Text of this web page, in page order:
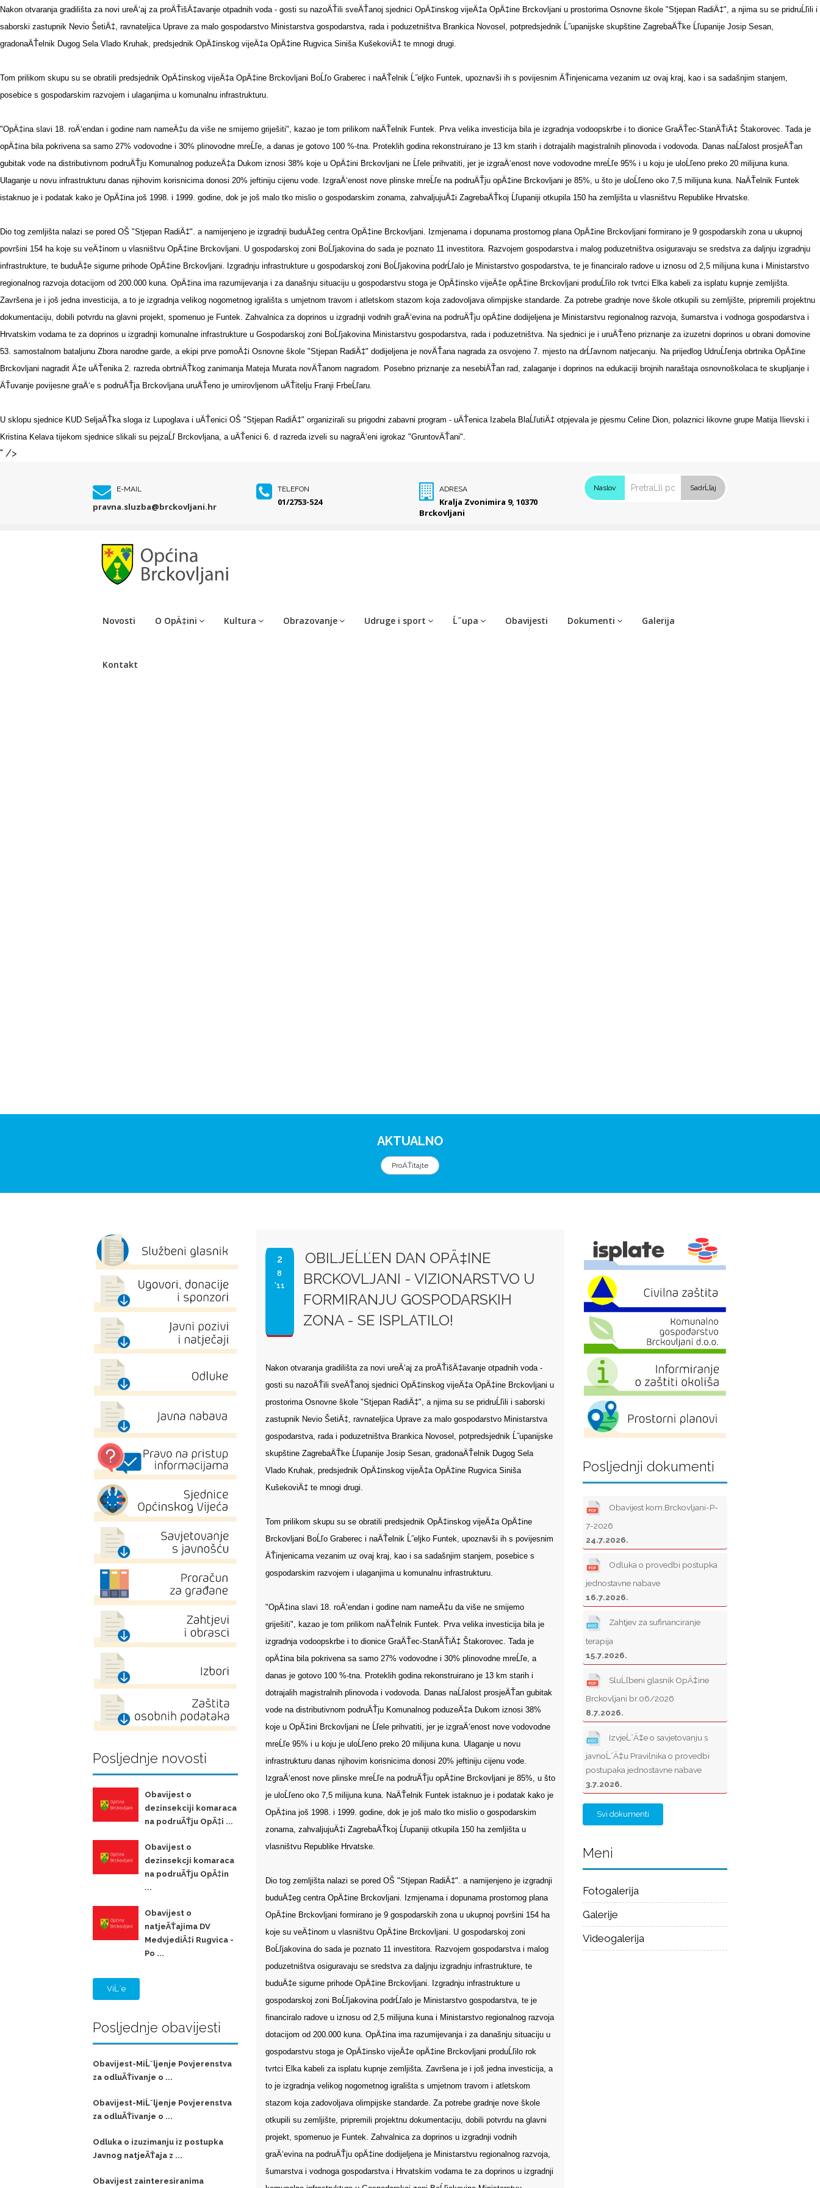
Nakon otvaranja gradilišta za novi ureÄ‘aj za proÄŤišÄ‡avanje otpadnih voda - gosti su nazoÄŤili sveÄŤanoj sjednici OpÄ‡inskog vijeÄ‡a OpÄ‡ine Brckovljani u prostorima Osnovne škole "Stjepan RadiÄ‡", a njima su se pridruĹľili i
saborski zastupnik Nevio ŠetiÄ‡, ravnateljica Uprave za malo gospodarstvo Ministarstva gospodarstva, rada i poduzetništva Brankica Novosel, potpredsjednik Ĺ˝upanijske skupštine ZagrebaÄŤke Ĺľupanije Josip Sesan,
gradonaÄŤelnik Dugog Sela Vlado Kruhak, predsjednik OpÄ‡inskog vijeÄ‡a OpÄ‡ine Rugvica Siniša KušekoviÄ‡ te mnogi drugi.
Tom prilikom skupu su se obratili predsjednik OpÄ‡inskog vijeÄ‡a OpÄ‡ine Brckovljani BoĹľo Graberec i naÄŤelnik Ĺ˝eljko Funtek, upoznavši ih s povijesnim ÄŤinjenicama vezanim uz ovaj kraj, kao i sa sadašnjim stanjem,
posebice s gospodarskim razvojem i ulaganjima u komunalnu infrastrukturu.
"OpÄ‡ina slavi 18. roÄ‘endan i godine nam nameÄ‡u da više ne smijemo griješiti", kazao je tom prilikom naÄŤelnik Funtek. Prva velika investicija bila je izgradnja vodoopskrbe i to dionice GraÄŤec-StanÄŤiÄ‡ Štakorovec. Tada je
opÄ‡ina bila pokrivena sa samo 27% vodovodne i 30% plinovodne mreĹľe, a danas je gotovo 100 %-tna. Proteklih godina rekonstruirano je 13 km starih i dotrajalih magistralnih plinovoda i vodovoda. Danas naĹľalost prosjeÄŤan
gubitak vode na distributivnom podruÄŤju Komunalnog poduzeÄ‡a Dukom iznosi 38% koje u OpÄ‡ini Brckovljani ne Ĺľele prihvatiti, jer je izgraÄ‘enost nove vodovodne mreĹľe 95% i u koju je uloĹľeno preko 20 milijuna kuna.
Ulaganje u novu infrastrukturu danas njihovim korisnicima donosi 20% jeftiniju cijenu vode. IzgraÄ‘enost nove plinske mreĹľe na podruÄŤju opÄ‡ine Brckovljani je 85%, u što je uloĹľeno oko 7,5 milijuna kuna. NaÄŤelnik Funtek
istaknuo je i podatak kako je OpÄ‡ina još 1998. i 1999. godine, dok je još malo tko mislio o gospodarskim zonama, zahvaljujuÄ‡i ZagrebaÄŤkoj Ĺľupaniji otkupila 150 ha zemljišta u vlasništvu Republike Hrvatske.
Dio tog zemljišta nalazi se pored OŠ "Stjepan RadiÄ‡". a namijenjeno je izgradnji buduÄ‡eg centra OpÄ‡ine Brckovljani. Izmjenama i dopunama prostornog plana OpÄ‡ine Brckovljani formirano je 9 gospodarskih zona u ukupnoj
površini 154 ha koje su veÄ‡inom u vlasništvu OpÄ‡ine Brckovljani. U gospodarskoj zoni BoĹľjakovina do sada je poznato 11 investitora. Razvojem gospodarstva i malog poduzetništva osiguravaju se sredstva za daljnju izgradnju
infrastrukture, te buduÄ‡e sigurne prihode OpÄ‡ine Brckovljani. Izgradnju infrastrukture u gospodarskoj zoni BoĹľjakovina podrĹľalo je Ministarstvo gospodarstva, te je financiralo radove u iznosu od 2,5 milijuna kuna i Ministarstvo
regionalnog razvoja dotacijom od 200.000 kuna. OpÄ‡ina ima razumijevanja i za današnju situaciju u gospodarstvu stoga je OpÄ‡insko vijeÄ‡e opÄ‡ine Brckovljani produĹľilo rok tvrtci Elka kabeli za isplatu kupnje zemljišta.
Završena je i još jedna investicija, a to je izgradnja velikog nogometnog igrališta s umjetnom travom i atletskom stazom koja zadovoljava olimpijske standarde. Za potrebe gradnje nove škole otkupili su zemljište, pripremili projektnu
dokumentaciju, dobili potvrdu na glavni projekt, spomenuo je Funtek. Zahvalnica za doprinos u izgradnji vodnih graÄ‘evina na podruÄŤju opÄ‡ine dodijeljena je Ministarstvu regionalnog razvoja, šumarstva i vodnoga gospodarstva i
Hrvatskim vodama te za doprinos u izgradnji komunalne infrastrukture u Gospodarskoj zoni BoĹľjakovina Ministarstvu gospodarstva, rada i poduzetništva. Na sjednici je i uruÄŤeno priznanje za izuzetni doprinos u obrani domovine
53. samostalnom bataljunu Zbora narodne garde, a ekipi prve pomoÄ‡i Osnovne škole "Stjepan RadiÄ‡" dodijeljena je novÄŤana nagrada za osvojeno 7. mjesto na drĹľavnom natjecanju. Na prijedlog UdruĹľenja obrtnika OpÄ‡ine
Brckovljani nagradit Ä‡e uÄŤenika 2. razreda obrtniÄŤkog zanimanja Mateja Murata novÄŤanom nagradom. Posebno priznanje za nesebiÄŤan rad, zalaganje i doprinos na edukaciji brojnih naraštaja osnovnoškolaca te skupljanje i
ÄŤuvanje povijesne graÄ‘e s podruÄŤja Brckovljana uruÄŤeno je umirovljenom uÄŤitelju Franji FrbeĹľaru.
U sklopu sjednice KUD SeljaÄŤka sloga iz Lupoglava i uÄŤenici OŠ "Stjepan RadiÄ‡" organizirali su prigodni zabavni program - uÄŤenica Izabela BlaĹľutiÄ‡ otpjevala je pjesmu Celine Dion, polaznici likovne grupe Matija Ilievski i
Kristina Kelava tijekom sjednice slikali su pejzaĹľ Brckovljana, a uÄŤenici 6. d razreda izveli su nagraÄ‘eni igrokaz "GruntovÄŤani".
" />
E-MAIL
pravna.sluzba@brckovljani.hr
TELEFON
01/2753-524
ADRESA
Kralja Zvonimira 9, 10370
Brckovljani
Naslov SadrĹľaj
Novosti O OpÄ‡ini Kultura Obrazovanje Udruge i sport Ĺ˝upa Obavijesti Dokumenti Galerija
Kontakt
AKTUALNO
ProÄŤitajte
Posljednje novosti
Obavijest o
dezinsekciji komaraca
na podruÄŤju OpÄ‡i ...
Obavijest o
dezinsekcji komaraca
na podruÄŤju OpÄ‡in
...
Obavijest o
natjeÄŤajima DV
MedvjediÄ‡i Rugvica -
Po ...
ViĹˇe
Posljednje obavijesti
Obavijest-MiĹˇljenje Povjerenstva
za odluÄŤivanje o ...
Obavijest-MiĹˇljenje Povjerenstva
za odluÄŤivanje o ...
Odluka o izuzimanju iz postupka
Javnog natjeÄŤaja z ...
Obavijest zainteresiranima
2
8
'11
OBILJEĹĽEN DAN OPÄ‡INE
BRCKOVLJANI - VIZIONARSTVO U
FORMIRANJU GOSPODARSKIH
ZONA - SE ISPLATILO!
Nakon otvaranja gradilišta za novi ureÄ‘aj za proÄŤišÄ‡avanje otpadnih voda -
gosti su nazoÄŤili sveÄŤanoj sjednici OpÄ‡inskog vijeÄ‡a OpÄ‡ine Brckovljani u
prostorima Osnovne škole "Stjepan RadiÄ‡", a njima su se pridruĹľili i saborski
zastupnik Nevio ŠetiÄ‡, ravnateljica Uprave za malo gospodarstvo Ministarstva
gospodarstva, rada i poduzetništva Brankica Novosel, potpredsjednik Ĺ˝upanijske
skupštine ZagrebaÄŤke Ĺľupanije Josip Sesan, gradonaÄŤelnik Dugog Sela
Vlado Kruhak, predsjednik OpÄ‡inskog vijeÄ‡a OpÄ‡ine Rugvica Siniša
KušekoviÄ‡ te mnogi drugi.
Tom prilikom skupu su se obratili predsjednik OpÄ‡inskog vijeÄ‡a OpÄ‡ine
Brckovljani BoĹľo Graberec i naÄŤelnik Ĺ˝eljko Funtek, upoznavši ih s povijesnim
ÄŤinjenicama vezanim uz ovaj kraj, kao i sa sadašnjim stanjem, posebice s
gospodarskim razvojem i ulaganjima u komunalnu infrastrukturu.
"OpÄ‡ina slavi 18. roÄ‘endan i godine nam nameÄ‡u da više ne smijemo
griješiti", kazao je tom prilikom naÄŤelnik Funtek. Prva velika investicija bila je
izgradnja vodoopskrbe i to dionice GraÄŤec-StanÄŤiÄ‡ Štakorovec. Tada je
opÄ‡ina bila pokrivena sa samo 27% vodovodne i 30% plinovodne mreĹľe, a
danas je gotovo 100 %-tna. Proteklih godina rekonstruirano je 13 km starih i
dotrajalih magistralnih plinovoda i vodovoda. Danas naĹľalost prosjeÄŤan gubitak
vode na distributivnom podruÄŤju Komunalnog poduzeÄ‡a Dukom iznosi 38%
koje u OpÄ‡ini Brckovljani ne Ĺľele prihvatiti, jer je izgraÄ‘enost nove vodovodne
mreĹľe 95% i u koju je uloĹľeno preko 20 milijuna kuna. Ulaganje u novu
infrastrukturu danas njihovim korisnicima donosi 20% jeftiniju cijenu vode.
IzgraÄ‘enost nove plinske mreĹľe na podruÄŤju opÄ‡ine Brckovljani je 85%, u što
je uloĹľeno oko 7,5 milijuna kuna. NaÄŤelnik Funtek istaknuo je i podatak kako je
OpÄ‡ina još 1998. i 1999. godine, dok je još malo tko mislio o gospodarskim
zonama, zahvaljujuÄ‡i ZagrebaÄŤkoj Ĺľupaniji otkupila 150 ha zemljišta u
vlasništvu Republike Hrvatske.
Dio tog zemljišta nalazi se pored OŠ "Stjepan RadiÄ‡". a namijenjeno je izgradnji
buduÄ‡eg centra OpÄ‡ine Brckovljani. Izmjenama i dopunama prostornog plana
OpÄ‡ine Brckovljani formirano je 9 gospodarskih zona u ukupnoj površini 154 ha
koje su veÄ‡inom u vlasništvu OpÄ‡ine Brckovljani. U gospodarskoj zoni
BoĹľjakovina do sada je poznato 11 investitora. Razvojem gospodarstva i malog
poduzetništva osiguravaju se sredstva za daljnju izgradnju infrastrukture, te
buduÄ‡e sigurne prihode OpÄ‡ine Brckovljani. Izgradnju infrastrukture u
gospodarskoj zoni BoĹľjakovina podrĹľalo je Ministarstvo gospodarstva, te je
financiralo radove u iznosu od 2,5 milijuna kuna i Ministarstvo regionalnog razvoja
dotacijom od 200.000 kuna. OpÄ‡ina ima razumijevanja i za današnju situaciju u
gospodarstvu stoga je OpÄ‡insko vijeÄ‡e opÄ‡ine Brckovljani produĹľilo rok
tvrtci Elka kabeli za isplatu kupnje zemljišta. Završena je i još jedna investicija, a
to je izgradnja velikog nogometnog igrališta s umjetnom travom i atletskom
stazom koja zadovoljava olimpijske standarde. Za potrebe gradnje nove škole
otkupili su zemljište, pripremili projektnu dokumentaciju, dobili potvrdu na glavni
projekt, spomenuo je Funtek. Zahvalnica za doprinos u izgradnji vodnih
graÄ‘evina na podruÄŤju opÄ‡ine dodijeljena je Ministarstvu regionalnog razvoja,
šumarstva i vodnoga gospodarstva i Hrvatskim vodama te za doprinos u izgradnji
Posljednji dokumenti
Obavijest kom.Brckovljani-P-
7-2026
24.7.2026.
Odluka o provedbi postupka
jednostavne nabave
16.7.2026.
Zahtjev za sufinanciranje
terapija
15.7.2026.
SluĹľbeni glasnik OpÄ‡ine
Brckovljani br.06/2026
8.7.2026.
IzvjeĹˇÄ‡e o savjetovanju s
javnoĹˇÄ‡u Pravilnika o provedbi
postupaka jednostavne nabave
3.7.2026.
Svi dokumenti
Meni
Fotogalerija
Galerije
Videogalerija